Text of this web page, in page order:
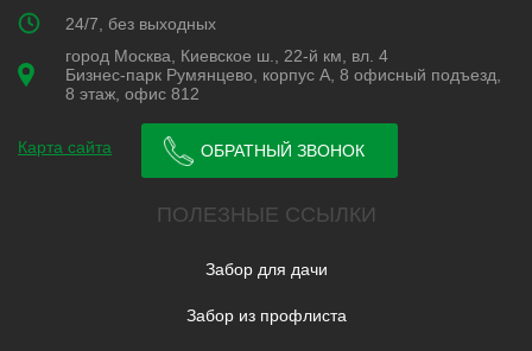
24/7, без выходных
город Москва, Киевское ш., 22-й км, вл. 4
Бизнес-парк Румянцево, корпус А, 8 офисный подъезд,
8 этаж, офис 812
Карта сайта ОБРАТНЫЙ ЗВОНОК
ПОЛЕЗНЫЕ ССЫЛКИ
Забор для дачи
Забор из профлиста